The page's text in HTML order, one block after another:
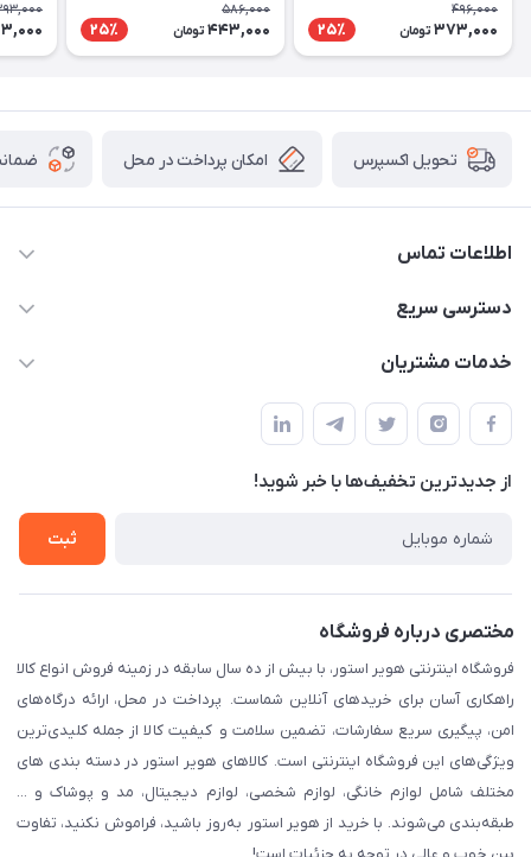
496,000
373,000 تومان 25٪
586,000
443,000 تومان 25٪
تحویل اکسپرس امکان پرداخت در محل
اطلاعات تماس
05191001370
دسترسی سریع
حساب کاربری
لیست محصولات
درباره ما
خدمات مشتریان
پیگیری سفارش
قوانین و مقرارت
حریم خصوصی
راهنما
از جدید‌ترین تخفیف‌ها با‌ خبر شوید!
ثبت
مختصری درباره فروشگاه
فروشگاه اینترنتی هویر استور، با بیش از ده سال سابقه در زمینه فروش انواع کالا
راهکاری آسان برای خریدهای آنلاین شماست. پرداخت در محل، ارائه درگاه‌های
امن، پیگیری سریع سفارشات، تضمین سلامت و کیفیت کالا از جمله کلیدی‌ترین
ویژگی‌های این فروشگاه اینترنتی است. کالاهای هویر استور در دسته بندی های
مختلف شامل لوازم خانگی، لوازم شخصی، لوازم دیجیتال، مد و پوشاک و ...
طبقه‌بندی می‌شوند. با خرید از هویر استور به‌روز باشید، فراموش نکنید، تفاوت